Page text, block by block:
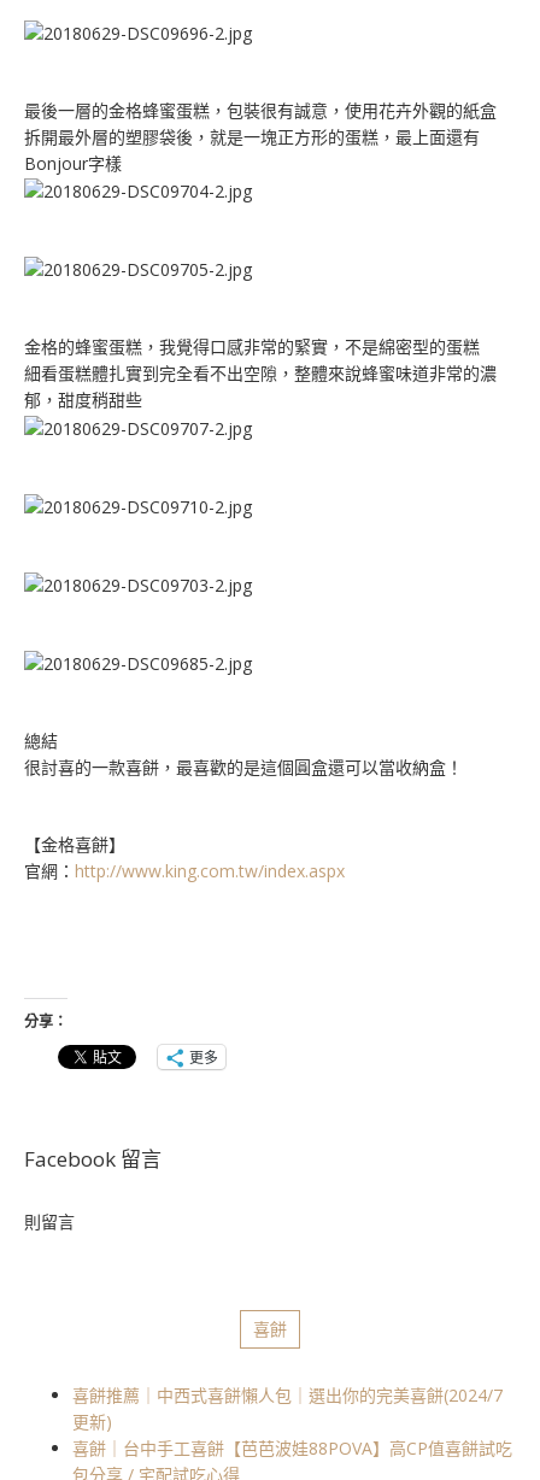
最後一層的金格蜂蜜蛋糕，包裝很有誠意，使用花卉外觀的紙盒
拆開最外層的塑膠袋後，就是一塊正方形的蛋糕，最上面還有
Bonjour字樣
金格的蜂蜜蛋糕，我覺得口感非常的緊實，不是綿密型的蛋糕
細看蛋糕體扎實到完全看不出空隙，整體來說蜂蜜味道非常的濃
郁，甜度稍甜些
總結
很討喜的一款喜餅，最喜歡的是這個圓盒還可以當收納盒！
【金格喜餅】
官網： http://www.king.com.tw/index.aspx
分享：
更多
Facebook 留言
則留言
喜餅
喜餅推薦｜中西式喜餅懶人包｜選出你的完美喜餅(2024/7
更新)
喜餅｜台中手工喜餅【芭芭波娃88POVA】高CP值喜餅試吃
包分享 / 宅配試吃心得